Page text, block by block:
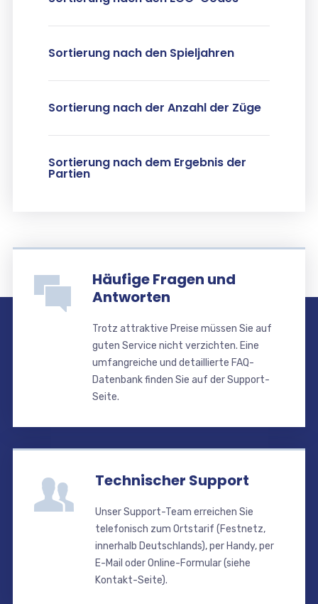
Sortierung nach den Spieljahren
Sortierung nach der Anzahl der Züge
Sortierung nach dem Ergebnis der
Partien
Häufige Fragen und
Antworten
Trotz attraktive Preise müssen Sie auf
guten Service nicht verzichten. Eine
umfangreiche und detaillierte FAQ-
Datenbank finden Sie auf der Support-
Seite.
Technischer Support
Unser Support-Team erreichen Sie
telefonisch zum Ortstarif (Festnetz,
innerhalb Deutschlands), per Handy, per
E-Mail oder Online-Formular (siehe
Kontakt-Seite).